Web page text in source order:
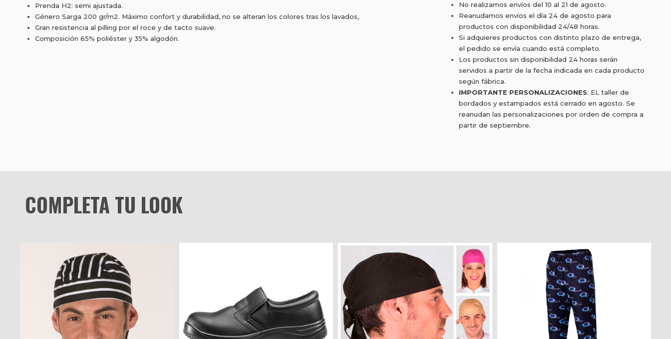
Prenda H2: semi ajustada.
Género Sarga 200 gr/m2. Máximo confort y durabilidad, no se alteran los colores tras los lavados,
Gran resistencia al pilling por el roce y de tacto suave.
Composición 65% poliéster y 35% algodón.
No realizamos envíos del 10 al 21 de agosto.
Reanudamos envíos el día 24 de agosto para
productos con disponibilidad 24/48 horas.
Si adquieres productos con distinto plazo de entrega,
el pedido se envía cuando está completo.
Los productos sin disponibilidad 24 horas serán
servidos a partir de la fecha indicada en cada producto
según fábrica.
IMPORTANTE PERSONALIZACIONES: EL taller de
bordados y estampados está cerrado en agosto. Se
reanudan las personalizaciones por orden de compra a
partir de septiembre.
COMPLETA TU LOOK